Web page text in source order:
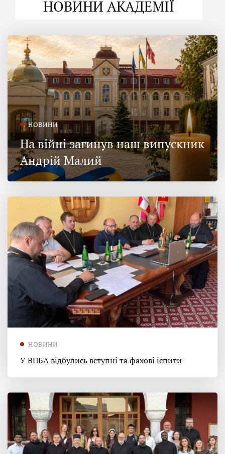
НОВИНИ АКАДЕМІЇ
НОВИНИ
На війні загинув наш випускник
Андрій Малий
НОВИНИ
У ВПБА відбулись вступні та фахові іспити